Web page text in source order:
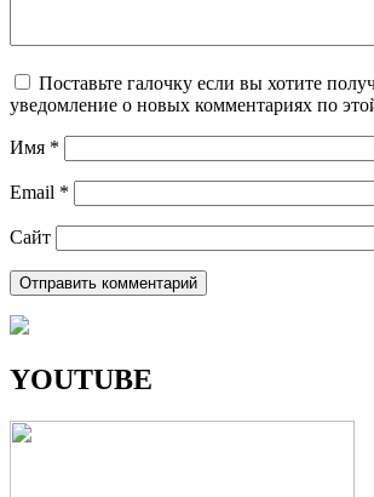
Поставьте галочку если вы хотите
уведомление о новых комментариях по
Имя *
Email *
Сайт
YOUTUBE